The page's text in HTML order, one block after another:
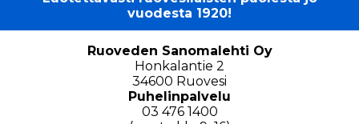
vuodesta 1920!
Ruoveden Sanomalehti Oy
Honkalantie 2
34600 Ruovesi
Puhelinpalvelu
03 476 1400